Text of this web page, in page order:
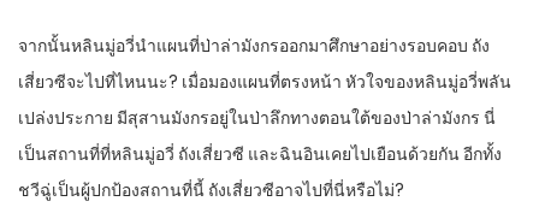
จากนั้นหลินมู่อวี่นำแผนที่ป่าล่ามังกรออกมาศึกษาอย่างรอบคอบ ถัง
เสี่ยวซีจะไปที่ไหนนะ? เมื่อมองแผนที่ตรงหน้า หัวใจของหลินมู่อวี่พลัน
เปล่งประกาย มีสุสานมังกรอยู่ในป่าลึกทางตอนใต้ของป่าล่ามังกร นี่
เป็นสถานที่ที่หลินมู่อวี่ ถังเสี่ยวซี และฉินอินเคยไปเยือนด้วยกัน อีกทั้ง
ชวีฉู่เป็นผู้ปกป้องสถานที่นี้ ถังเสี่ยวซีอาจไปที่นี่หรือไม่?